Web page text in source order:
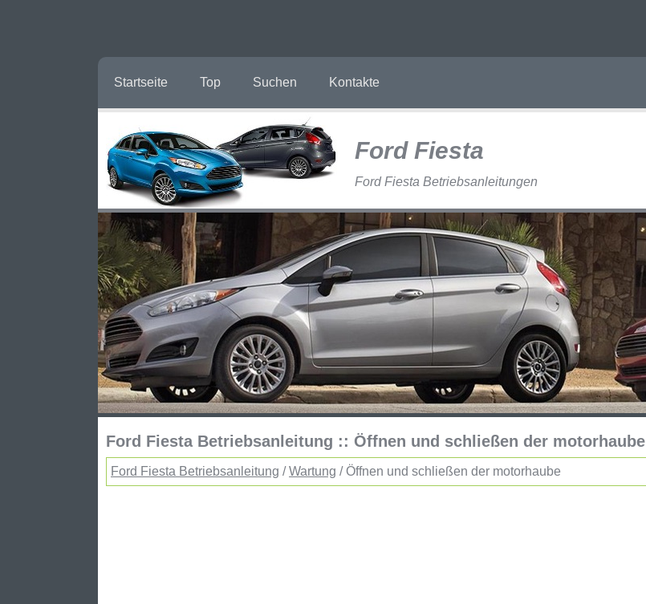
Startseite Top Suchen Kontakte
Ford Fiesta
Ford Fiesta Betriebsanleitungen
Ford Fiesta Betriebsanleitung :: Öffnen und schließen der motorhaube
Ford Fiesta Betriebsanleitung /Wartung / Öffnen und schließen der motorhaube